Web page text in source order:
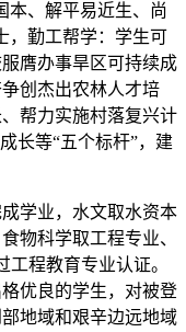
本、解平易近生、尚
，勤工帮学：学生可
膺办事旱区可持续成
创杰出农林人才培
帮力实施村落复兴计
长等“五个标杆”，建
学业，水文取水资本
物科学取工程专业、
程教育专业认证。
优良的学生，对被登
地域和艰辛边远地域